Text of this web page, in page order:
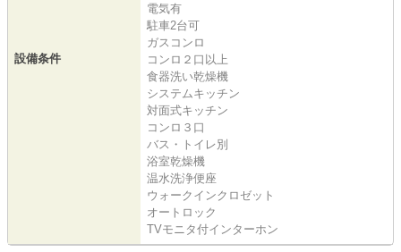
設備条件
電気有
駐車2台可
ガスコンロ
コンロ２口以上
食器洗い乾燥機
システムキッチン
対面式キッチン
コンロ３口
バス・トイレ別
浴室乾燥機
温水洗浄便座
ウォークインクロゼット
オートロック
TVモニタ付インターホン